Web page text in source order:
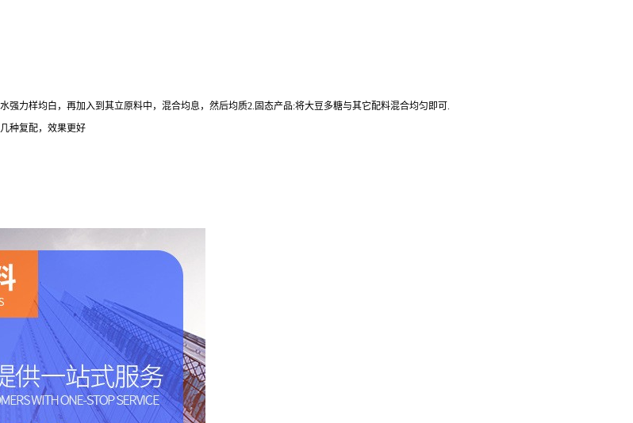
力样均白，再加入到其立原料中，混合均息，然后均质2.固态产品:将大豆多糖与其它配料混合均匀即可.
种复配，效果更好